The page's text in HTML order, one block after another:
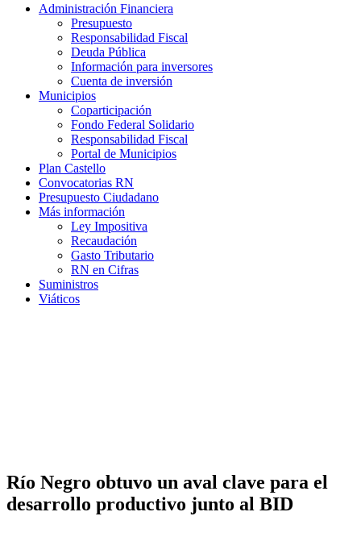
Administración Financiera
Presupuesto
Responsabilidad Fiscal
Deuda Pública
Información para inversores
Cuenta de inversión
Municipios
Coparticipación
Fondo Federal Solidario
Responsabilidad Fiscal
Portal de Municipios
Plan Castello
Convocatorias RN
Presupuesto Ciudadano
Más información
Ley Impositiva
Recaudación
Gasto Tributario
RN en Cifras
Suministros
Viáticos
Río Negro obtuvo un aval clave para el
desarrollo productivo junto al BID